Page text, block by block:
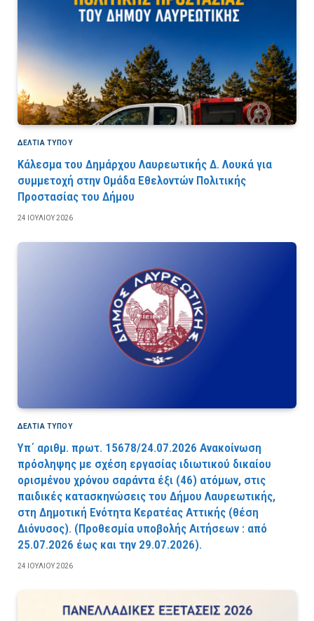
ΔΕΛΤΙΑ ΤΥΠΟΥ
Κάλεσμα του Δημάρχου Λαυρεωτικής Δ. Λουκά για
συμμετοχή στην Ομάδα Εθελοντών Πολιτικής
Προστασίας του Δήμου
24 ΙΟΥΛΊΟΥ 2026
ΔΕΛΤΙΑ ΤΥΠΟΥ
Υπ΄ αριθμ. πρωτ. 15678/24.07.2026 Ανακοίνωση
πρόσληψης με σχέση εργασίας ιδιωτικού δικαίου
ορισμένου χρόνου σαράντα έξι (46) ατόμων, στις
παιδικές κατασκηνώσεις του Δήμου Λαυρεωτικής,
στη Δημοτική Ενότητα Κερατέας Αττικής (θέση
Διόνυσος). (Προθεσμία υποβολής Αιτήσεων : από
25.07.2026 έως και την 29.07.2026).
24 ΙΟΥΛΊΟΥ 2026